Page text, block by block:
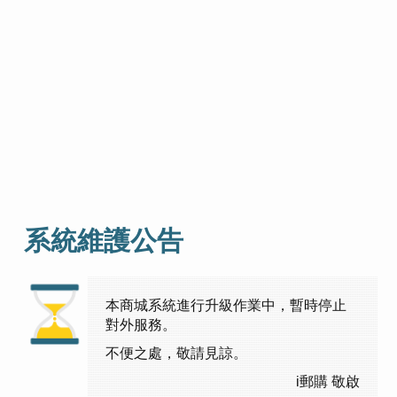
系統維護公告
本商城系統進行升級作業中，暫時停止
對外服務。
不便之處，敬請見諒。
i郵購 敬啟